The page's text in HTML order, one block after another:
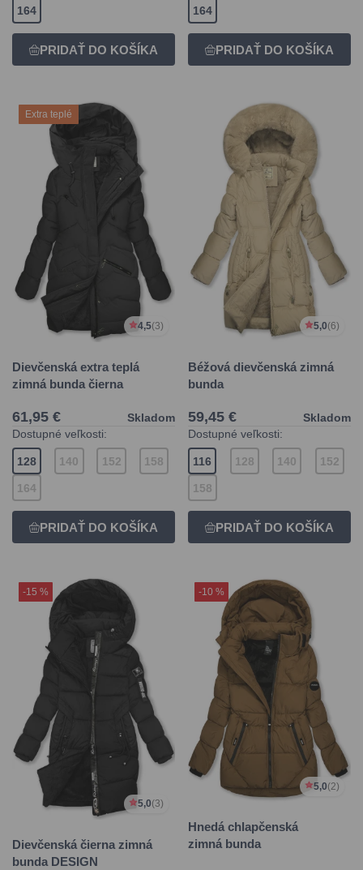
164 164
Extra teplé
4,5(3)
Dievčenská extra teplá
zimná bunda čierna
61,95 €
Skladom
Dostupné veľkosti:
128 140 152 158
164
5,0(6)
Béžová dievčenská zimná
bunda
59,45 €
Skladom
Dostupné veľkosti:
116 128 140 152
158
-15 %
5,0(3)
Dievčenská čierna zimná
bunda DESIGN
-10 %
5,0(2)
Hnedá chlapčenská
zimná bunda